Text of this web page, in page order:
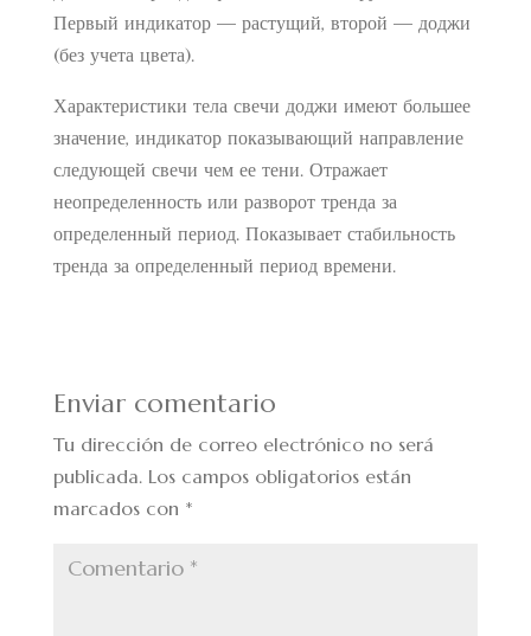
Первый индикатор — растущий, второй — доджи
(без учета цвета).
Характеристики тела свечи доджи имеют большее
значение, индикатор показывающий направление
следующей свечи чем ее тени. Отражает
неопределенность или разворот тренда за
определенный период. Показывает стабильность
тренда за определенный период времени.
Enviar comentario
Tu dirección de correo electrónico no será
publicada. Los campos obligatorios están
marcados con *